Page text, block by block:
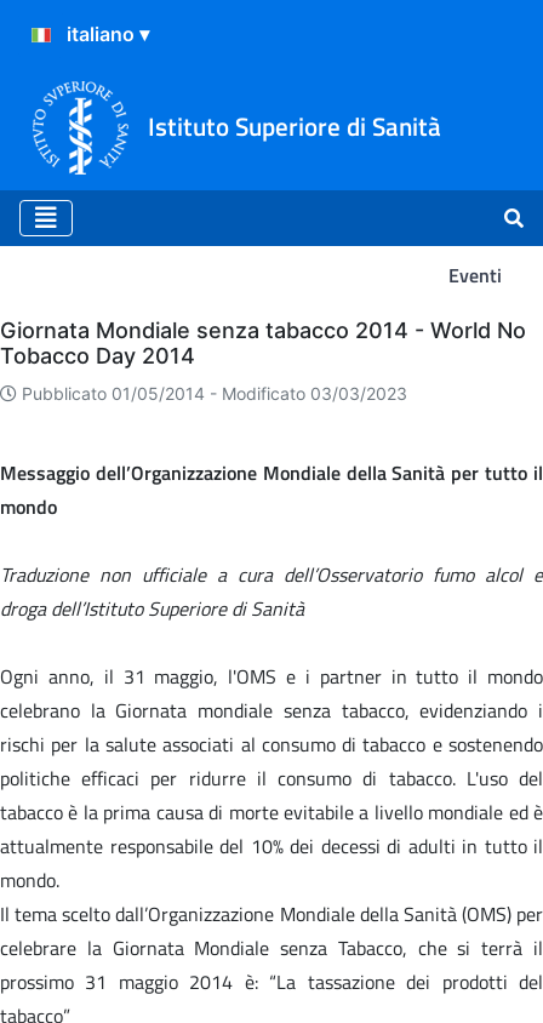
Istituto Superiore di Sanità
Eventi
Eventi
Giornata Mondiale senza tabacco 2014 - World No
Tobacco Day 2014
Pubblicato 01/05/2014 - Modificato 03/03/2023
Messaggio dell’Organizzazione Mondiale della Sanità per tutto il
mondo
Traduzione non ufficiale a cura dell’Osservatorio fumo alcol e
droga dell’Istituto Superiore di Sanità
Ogni anno, il 31 maggio, l'OMS e i partner in tutto il mondo
celebrano la Giornata mondiale senza tabacco, evidenziando i
rischi per la salute associati al consumo di tabacco e sostenendo
politiche efficaci per ridurre il consumo di tabacco. L'uso del
tabacco è la prima causa di morte evitabile a livello mondiale ed è
attualmente responsabile del 10% dei decessi di adulti in tutto il
mondo.
Il tema scelto dall’Organizzazione Mondiale della Sanità (OMS) per
celebrare la Giornata Mondiale senza Tabacco, che si terrà il
prossimo 31 maggio 2014 è: “La tassazione dei prodotti del
tabacco”